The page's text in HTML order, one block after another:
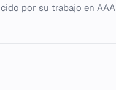
por su trabajo en AAA